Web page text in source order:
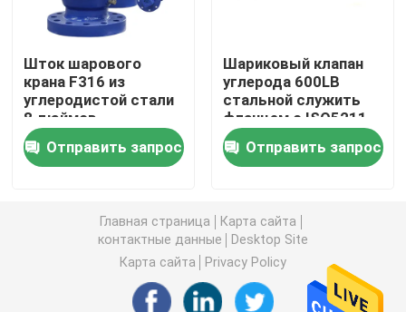
Шариковый клапан углерода стальной служить
Нержавеющая сталь служила фланцем шариковый
Клапан аварийной остановки
плавая шариковый клапан
Шариковый клапан установленный Trunnion
Шток шарового
крана F316 из
углеродистой стали
8 дюймов,
установленный на
цапфеОтправить запрос
Шариковый клапан
углерода 600LB
стальной служить
фланцем с ISO5211
полно сварил 6
дюймов
Отправить запрос
Главная страница
Карта сайта
контактные данные
Desktop Site
Карта сайта
Privacy Policy